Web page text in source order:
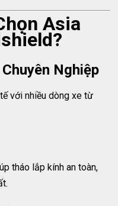
Asia
Nghiệp
với nhiều dòng xe từ
tháo lắp kính an toàn,